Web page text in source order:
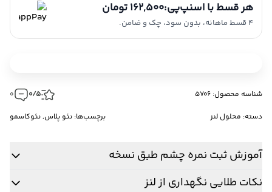
هر قسط با اسنپ‌پی:162,500 تومان
4 قسط ماهانه، بدون سود، چک و ضامن.
شناسه محصول: 5706 0/5
0
دسته: محلول لنز برچسب‌ها: نئو پلاس,نئوکاسمو
آموزش ثبت نمره چشم طبق نسخه
نکات طلایی نگهداری از لنز